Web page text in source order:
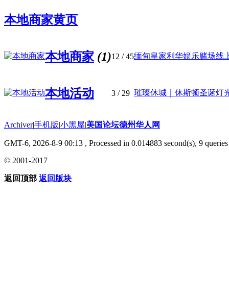
本地商家黄页
本地商家 (1)12 / 45缅甸皇家利华娱乐赌场线
本地活动 3 / 29 璀璨休城｜休斯顿圣诞灯
Archiver|手机版|小黑屋|美国论坛德州华人网
GMT-6, 2026-8-9 00:13 , Processed in 0.014883 second(s), 9
© 2001-2017
返回顶部 返回版块